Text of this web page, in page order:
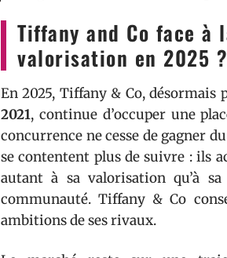
Tiffany and Co face à
valorisation en 2025 ?
En 2025, Tiffany & Co, désormais
2021, continue d’occuper une
concurrence ne cesse de gagner
se contentent plus de suivre : ils
autant à sa valorisation qu’à
communauté. Tiffany & Co
ambitions de ses rivaux.